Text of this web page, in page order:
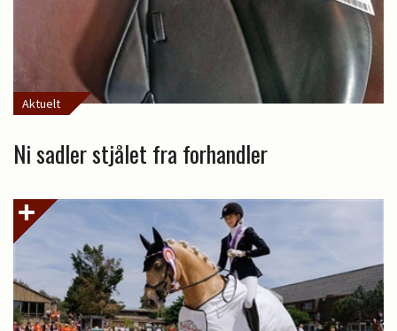
Aktuelt
Ni sadler stjålet fra forhandler